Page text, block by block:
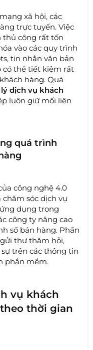
xã hội, các
trực tuyến. Việc
thủ công rất tốn
vào các quy trình
tin nhắn văn bản
có thể tiết kiệm rất
hàng. Quá
dịch vụ khách
luôn giữ mối liên
quá trình
công nghệ 4.0
sóc dịch vụ
dụng trong
công ty nâng cao
số bán hàng. Phần
thư thăm hỏi,
trên các thông tin
phần mềm.
vụ khách
thời gian